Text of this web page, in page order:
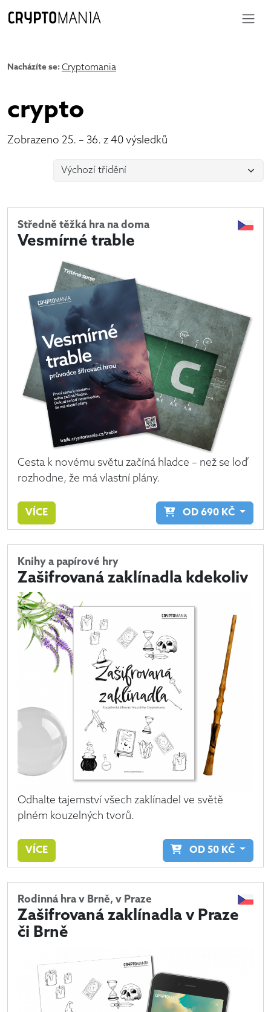
Nacházíte se: Cryptomania
crypto
Zobrazeno 25. – 36. z 40 výsledků
Středně těžká hra na doma
Vesmírné trable
Cesta k novému světu začíná hladce – než se loď
rozhodne, že má vlastní plány.
VÍCE OD 690 KČ
Knihy a papírové hry
Zašifrovaná zaklínadla kdekoliv
Odhalte tajemství všech zaklínadel ve světě
plném kouzelných tvorů.
VÍCE OD 50 KČ
Rodinná hra v Brně, v Praze
Zašifrovaná zaklínadla v Praze
či Brně